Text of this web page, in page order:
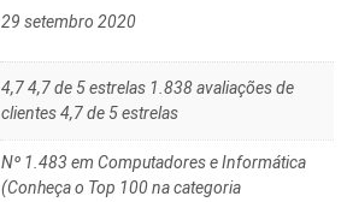
29 setembro 2020
4,7 4,7 de 5 estrelas 1.838 avaliações de
clientes 4,7 de 5 estrelas
Nº 1.483 em Computadores e Informática
(Conheça o Top 100 na categoria